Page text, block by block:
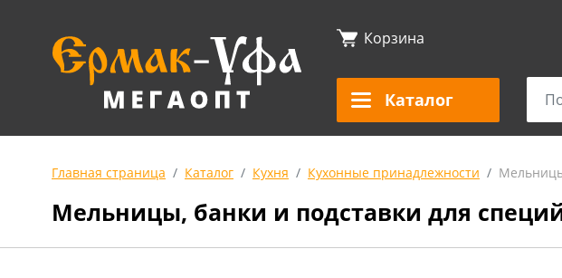
Корзина
Каталог
Главная страница Каталог Кухня Кухонные принадлежности
Мельницы, банки и подставки для